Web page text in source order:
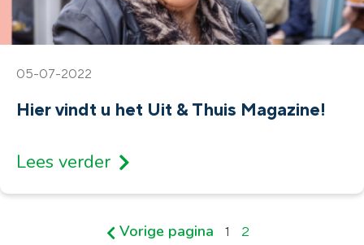
05-07-2022
Hier vindt u het Uit & Thuis Magazine!
Lees verder
Vorige pagina 1 2